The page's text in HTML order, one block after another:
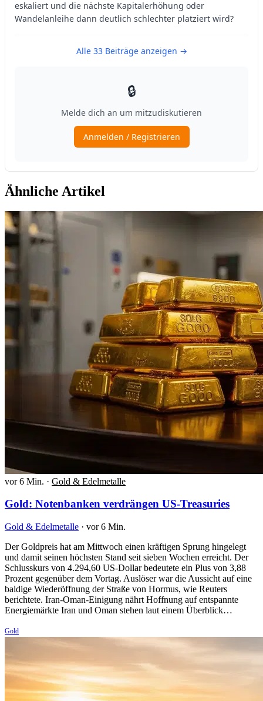
Ähnliche Artikel
vor 6 Min. · Gold & Edelmetalle
Gold: Notenbanken verdrängen US-Treasuries
Gold & Edelmetalle · vor 6 Min.
Der Goldpreis hat am Mittwoch einen kräftigen Sprung hingelegt
und damit seinen höchsten Stand seit sieben Wochen erreicht. Der
Schlusskurs von 4.294,60 US-Dollar bedeutete ein Plus von 3,88
Prozent gegenüber dem Vortag. Auslöser war die Aussicht auf eine
baldige Wiederöffnung der Straße von Hormus, wie Reuters
berichtete. Iran-Oman-Einigung nährt Hoffnung auf entspannte
Energiemärkte Iran und Oman stehen laut einem Überblick…
Gold